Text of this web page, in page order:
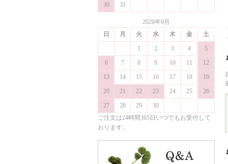
30
31
2026年9月
日
月 火 水 木 金
土
1
2 3 4
5
6
7 8 9 10 11
12
13
14 15 16 17 18
19
20
21 22 23 24 25
26
27
28 29
30
ご注文は24時間365日いつでもお受付して
おります。